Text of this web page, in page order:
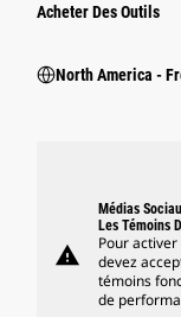
Acheter Des Outils
North America -
warning
Médias
Les Témoins
Pour
devez
témoins
de